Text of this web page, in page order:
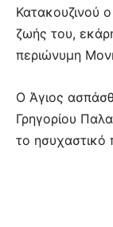
Κατακουζινού
ζωής του,
περιώνυμη
Ο Άγιος
Γρηγορίου
το ησυχαστικό